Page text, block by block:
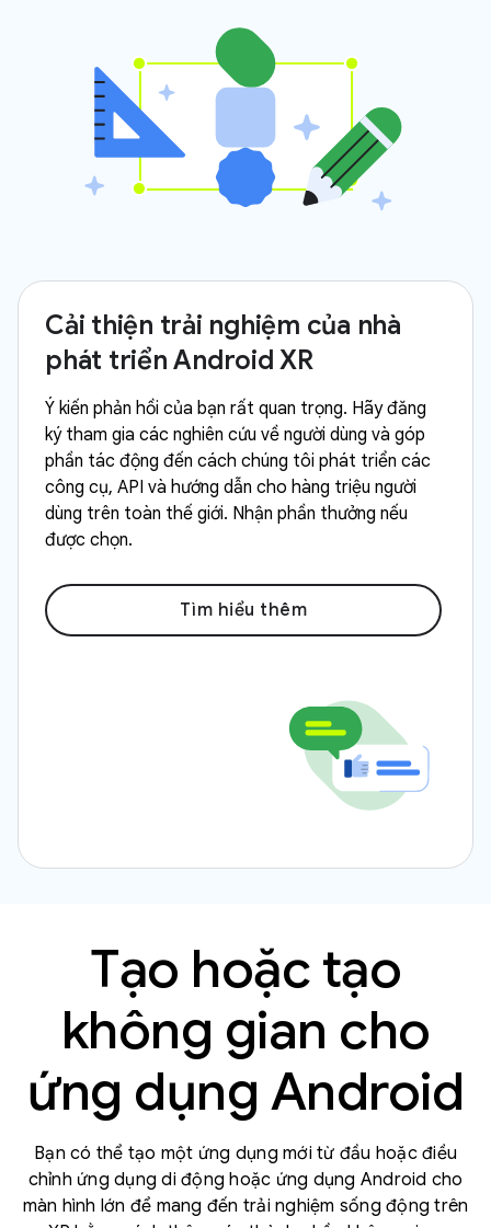
Cải thiện trải nghiệm của nhà
phát triển Android XR
Ý kiến phản hồi của bạn rất quan trọng. Hãy đăng
ký tham gia các nghiên cứu về người dùng và góp
phần tác động đến cách chúng tôi phát triển các
công cụ, API và hướng dẫn cho hàng triệu người
dùng trên toàn thế giới. Nhận phần thưởng nếu
được chọn.
Tìm hiểu thêm
Tạo hoặc tạo
không gian cho
ứng dụng Android
Bạn có thể tạo một ứng dụng mới từ đầu hoặc điều
chỉnh ứng dụng di động hoặc ứng dụng Android cho
màn hình lớn để mang đến trải nghiệm sống động trên